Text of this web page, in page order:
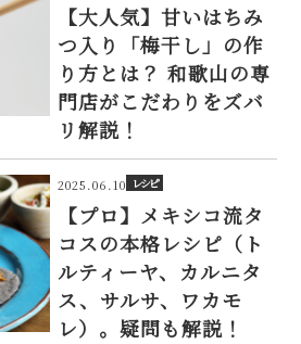
【大人気】甘いはちみ
つ入り「梅干し」の作
り方とは？ 和歌山の専
門店がこだわりをズバ
リ解説！
2025.06.10 レシピ
【プロ】メキシコ流タ
コスの本格レシピ（ト
ルティーヤ、カルニタ
ス、サルサ、ワカモ
レ）。疑問も解説！